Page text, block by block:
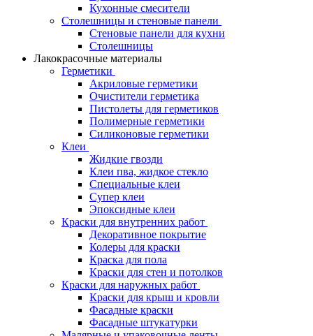
Кухонные смесители
Столешницы и стеновые панели
Стеновые панели для кухни
Столешницы
Лакокрасочные материалы
Герметики
Акриловые герметики
Очистители герметика
Пистолеты для герметиков
Полимерные герметики
Силиконовые герметики
Клеи
Жидкие гвозди
Клеи пва, жидкое стекло
Специальные клеи
Супер клеи
Эпоксидные клеи
Краски для внутренних работ
Декоративное покрытие
Колеры для краски
Краска для пола
Краски для стен и потолков
Краски для наружных работ
Краски для крыш и кровли
Фасадные краски
Фасадные штукатурки